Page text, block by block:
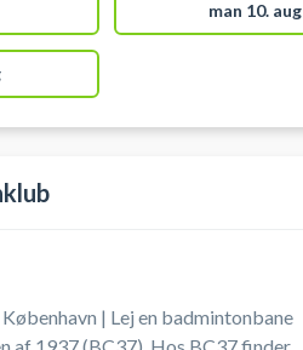
inspektørerne. Bolde kan købes hos
lånes hos inspektørerne.
man 10. aug
| Lej en badmintonbane